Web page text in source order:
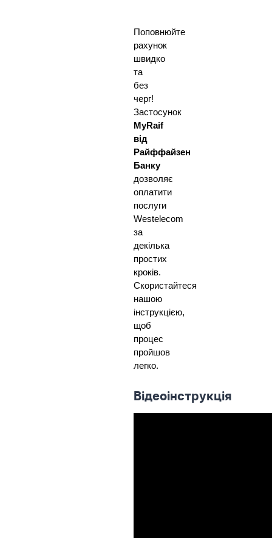
Поповнюйте
рахунок
швидко
та
без
черг!
Застосунок
MyRaif
від
Райффайзен
Банку
дозволяє
оплатити
послуги
Westelecom
за
декілька
простих
кроків.
Скористайтеся
нашою
інструкцією,
щоб
процес
пройшов
легко.
Відеоінструкція